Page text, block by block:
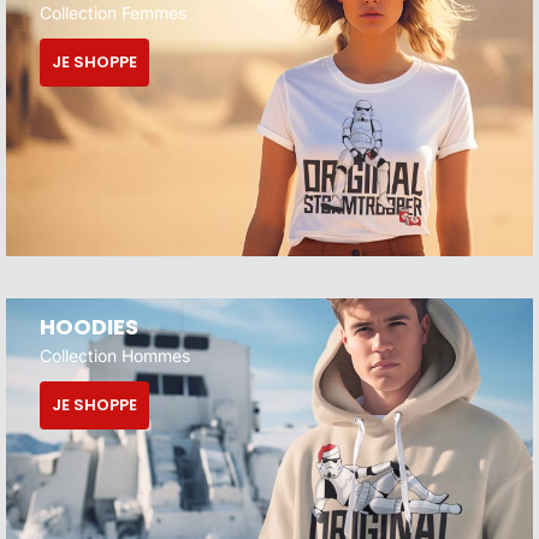
Collection Femmes
JE SHOPPE
HOODIES
Collection Hommes
JE SHOPPE